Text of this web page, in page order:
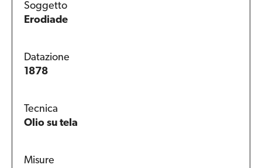
Soggetto
Erodiade
Datazione
1878
Tecnica
Olio su tela
Misure